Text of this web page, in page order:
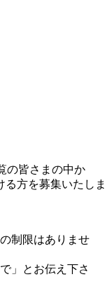
の皆さまの中か
る方を募集いたしま
制限はありませ
」とお伝え下さ